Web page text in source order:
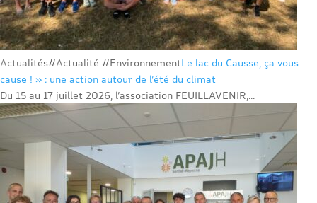
Actualités#Actualité #EnvironnementLe lac du Causse, ça vous
cause ! » : une action autour de l’été du climat
Du 15 au 17 juillet 2026, l’association FEUILLAVENIR,...